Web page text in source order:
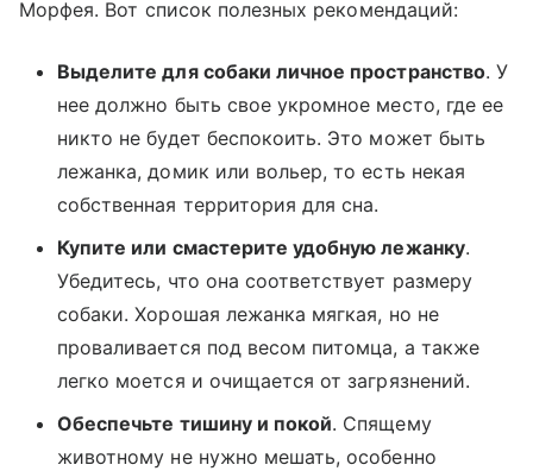
Морфея. Вот список полезных рекомендаций:
Выделите для собаки личное пространство. У
нее должно быть свое укромное место, где ее
никто не будет беспокоить. Это может быть
лежанка, домик или вольер, то есть некая
собственная территория для сна.
Купите или смастерите удобную лежанку.
Убедитесь, что она соответствует размеру
собаки. Хорошая лежанка мягкая, но не
проваливается под весом питомца, а также
легко моется и очищается от загрязнений.
Обеспечьте тишину и покой. Спящему
животному не нужно мешать, особенно